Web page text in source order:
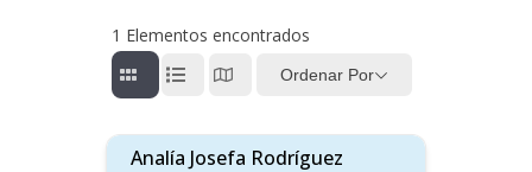
1 Elementos encontrados
Ordenar Por
Analía Josefa Rodríguez